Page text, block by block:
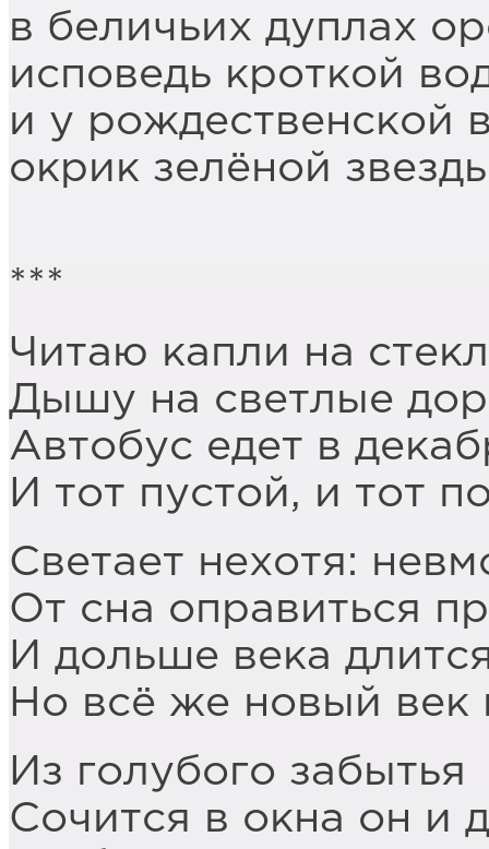
в беличьих дуплах
исповедь кроткой
и у рождественской
окрик зелёной
***
Читаю капли на
Дышу на светлые
Автобус едет в
И тот пустой, и тот
Светает нехотя:
От сна оправиться
И дольше века
Но всё же новый век
Из голубого забытья
Сочится в окна он и